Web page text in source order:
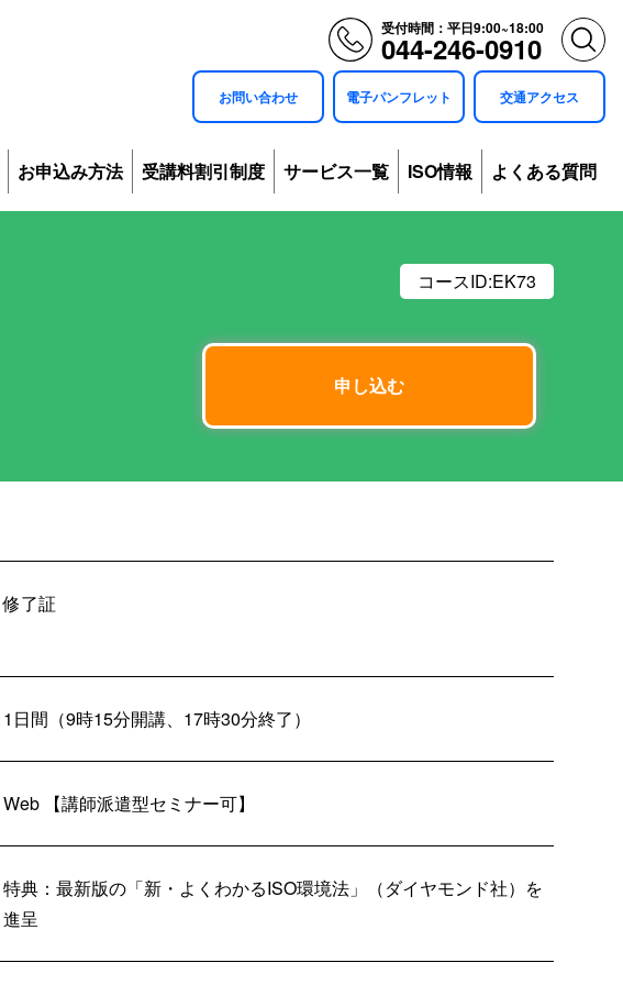
受付時間：平日9:00~18:00
044-246-0910
お問い合わせ 電子パンフレット 交通アクセス
お申込み方法 受講料割引制度 サービス一覧 ISO情報 よくある質問
コースID:EK73
申し込む
修了証
1日間（9時15分開講、17時30分終了）
Web 【講師派遣型セミナー可】
特典：最新版の「新・よくわかるISO環境法」（ダイヤモンド社）を
進呈